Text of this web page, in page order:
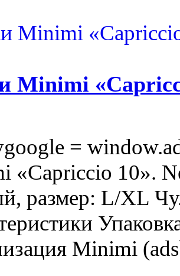
Minimi
=
«Capriccio 10».
размер: L/XL
Minimi